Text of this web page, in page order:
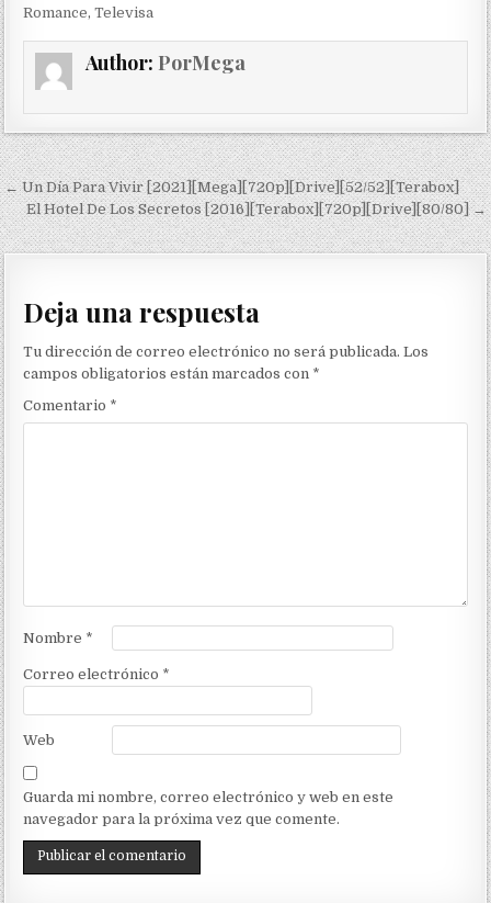
Romance,Televisa
Author: PorMega
Navegación de entradas
← Un Día Para Vivir [2021][Mega][720p][Drive][52/52][Terabox]
El Hotel De Los Secretos [2016][Terabox][720p][Drive][80/80] →
Deja una respuesta
Tu dirección de correo electrónico no será publicada. Los
campos obligatorios están marcados con *
Comentario *
Nombre *
Correo electrónico *
Web
Guarda mi nombre, correo electrónico y web en este
navegador para la próxima vez que comente.